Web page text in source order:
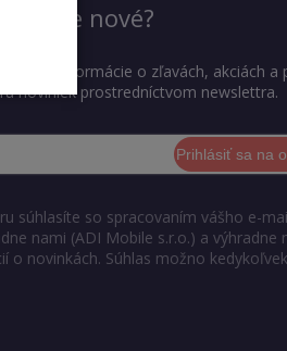
čo je nové?
informácie o zľavách, akciách a
noviniek prostredníctvom newslettra.
Prihlásiť sa na
súhlasíte so spracovaním vášho e-
nami (ADI Mobile s.r.o.) a výhradne
o novinkách. Súhlas možno kedykoľvek